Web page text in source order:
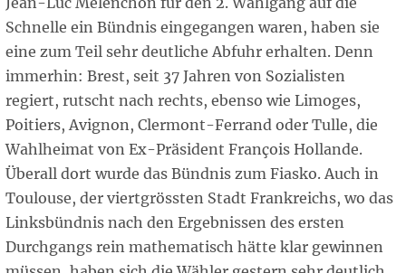
Schnelle ein Bündnis eingegangen waren, haben sie
eine zum Teil sehr deutliche Abfuhr erhalten. Denn
immerhin: Brest, seit 37 Jahren von Sozialisten
regiert, rutscht nach rechts, ebenso wie Limoges,
Poitiers, Avignon, Clermont-Ferrand oder Tulle, die
Wahlheimat von Ex-Präsident François Hollande.
Überall dort wurde das Bündnis zum Fiasko. Auch in
Toulouse, der viertgrössten Stadt Frankreichs, wo das
Linksbündnis nach den Ergebnissen des ersten
Durchgangs rein mathematisch hätte klar gewinnen